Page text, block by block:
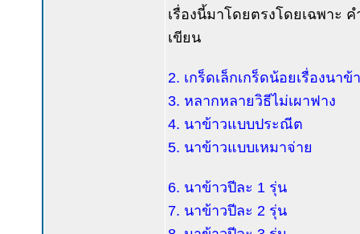
เรื่องนี้มาโดยตรงโดยเฉพาะ
เขียน
2. เกร็ดเล็กเกร็ดน้อยเรื่องนาข้
3. หลากหลายวิธีไม่เผาฟาง
4. นาข้าวแบบประณีต
5. นาข้าวแบบเหมาจ่าย
6. นาข้าวปีละ 1 รุ่น
7. นาข้าวปีละ 2 รุ่น